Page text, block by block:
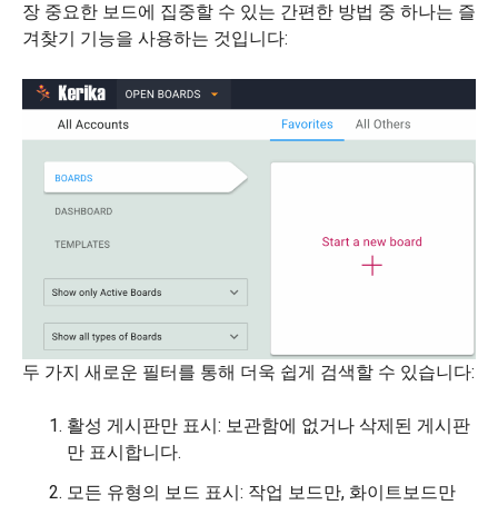
장 중요한 보드에 집중할 수 있는 간편한 방법 중 하나는 즐
겨찾기 기능을 사용하는 것입니다:
두 가지 새로운 필터를 통해 더욱 쉽게 검색할 수 있습니다:
활성 게시판만 표시: 보관함에 없거나 삭제된 게시판
만 표시합니다.
모든 유형의 보드 표시: 작업 보드만, 화이트보드만